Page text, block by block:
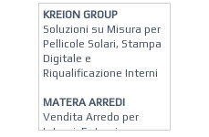
KREION GROUP
Soluzioni su Misura per
Pellicole Solari, Stampa
Digitale e
Riqualificazione Interni
MATERA ARREDI
Vendita Arredo per
Interni, Esterni e